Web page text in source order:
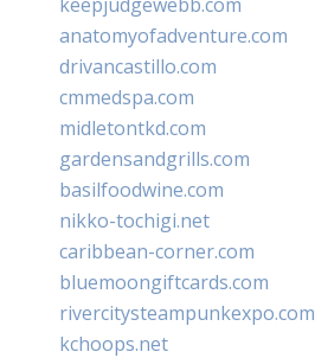
anatomyofadventure.com
drivancastillo.com
cmmedspa.com
midletontkd.com
gardensandgrills.com
basilfoodwine.com
nikko-tochigi.net
caribbean-corner.com
bluemoongiftcards.com
rivercitysteampunkexpo.com
kchoops.net